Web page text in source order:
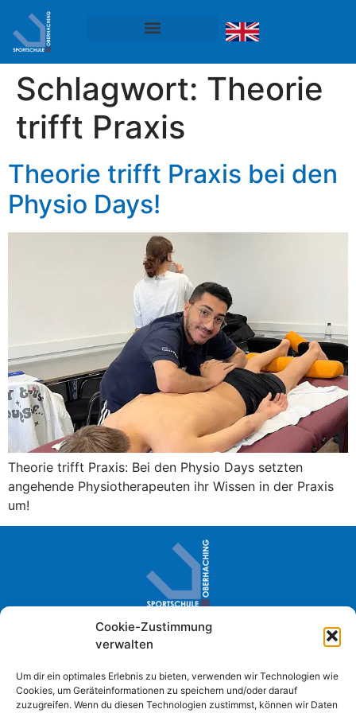
Cookie-Zustimmung
verwalten
Um dir ein optimales Erlebnis zu bieten, verwenden wir Technologien wie
Cookies, um Geräteinformationen zu speichern und/oder darauf
zuzugreifen. Wenn du diesen Technologien zustimmst, können wir Daten
Schlagwort: Theorie
trifft Praxis
Theorie trifft Praxis bei den
Physio Days!
Theorie trifft Praxis: Bei den Physio Days setzten
angehende Physiotherapeuten ihr Wissen in der Praxis
um!
Sportschule Oberhaching · Im Loh 2
+49 (0) 89 61384-0
info@sportschule-oberhaching.de